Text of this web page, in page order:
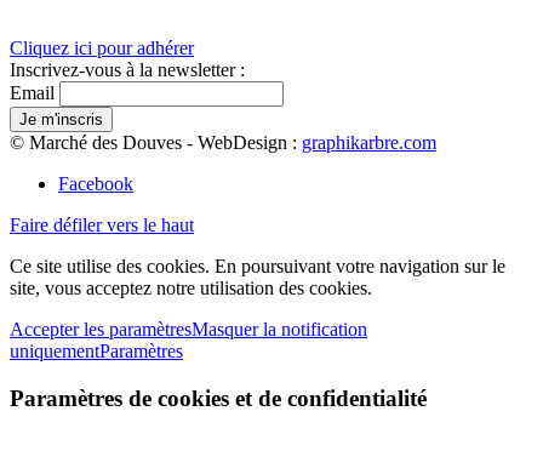
Cliquez ici pour adhérer
Inscrivez-vous à la newsletter :
Email
© Marché des Douves - WebDesign : graphikarbre.com
Facebook
Faire défiler vers le haut
Ce site utilise des cookies. En poursuivant votre navigation sur le
site, vous acceptez notre utilisation des cookies.
Accepter les paramètresMasquer la notification
uniquementParamètres
Paramètres de cookies et de confidentialité